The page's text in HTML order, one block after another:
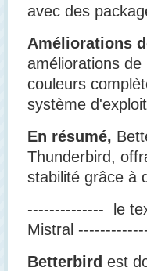
avec des
Améliorations
améliorations
couleurs
système
En résumé,
Thunderbird,
stabilité grâce à
-------------- le
Mistral
Betterbird est